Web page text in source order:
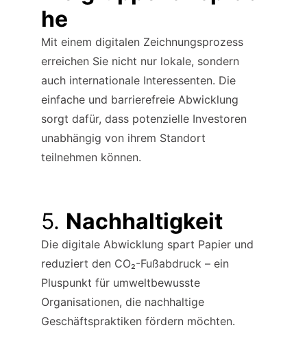
he
Mit einem digitalen Zeichnungsprozess
erreichen Sie nicht nur lokale, sondern
auch internationale Interessenten. Die
einfache und barrierefreie Abwicklung
sorgt dafür, dass potenzielle Investoren
unabhängig von ihrem Standort
teilnehmen können.
5. Nachhaltigkeit
Die digitale Abwicklung spart Papier und
reduziert den CO₂-Fußabdruck – ein
Pluspunkt für umweltbewusste
Organisationen, die nachhaltige
Geschäftspraktiken fördern möchten.